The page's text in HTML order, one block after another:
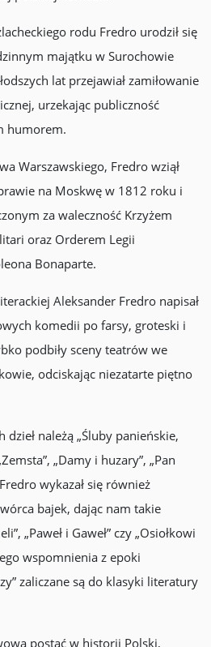
rodu Fredro urodził się
majątku w Surochowie
lat przejawiał zamiłowanie
urzekając publiczność
humorem.
Warszawskiego, Fredro wziął
na Moskwę w 1812 roku i
za waleczność Krzyżem
oraz Orderem Legii
Bonaparte.
Aleksander Fredro napisał
komedii po farsy, groteski i
podbiły sceny teatrów we
odciskając niezatarte piętno
należą „Śluby panieńskie,
„Damy i huzary”, „Pan
wykazał się również
bajek, dając nam takie
„Paweł i Gaweł” czy „Osiołkowi
wspomnienia z epoki
zaliczane są do klasyki literatury
postać w historii Polski,